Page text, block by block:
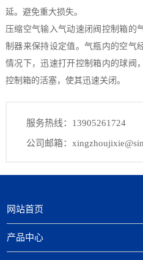
延。避免重大损失。
压缩空气输入气动速闭阀控制箱的
制器来保持设定值。气瓶内的空气
情况下，迅速打开控制箱内的球阀
控制箱的活塞，使其迅速关闭。
服务热线：13905261724
公司邮箱：
网站首页
产品中心